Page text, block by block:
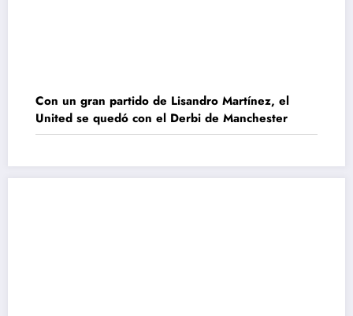
Con un gran partido de Lisandro Martínez, el
United se quedó con el Derbi de Manchester